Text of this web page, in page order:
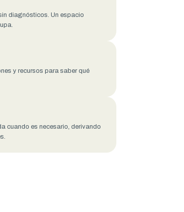
diagnósticos. Un espacio
y recursos para saber qué
cuando es necesario, derivando